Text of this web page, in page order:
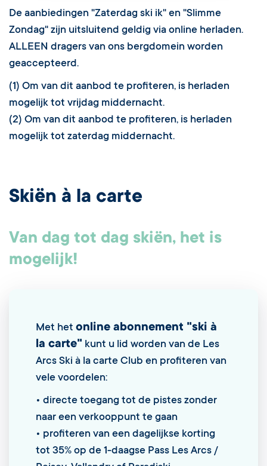
De aanbiedingen "Zaterdag ski ik" en "Slimme
Zondag" zijn uitsluitend geldig via online herladen.
ALLEEN dragers van ons bergdomein worden
geaccepteerd.
(1) Om van dit aanbod te profiteren, is herladen
mogelijk tot vrijdag middernacht.
(2) Om van dit aanbod te profiteren, is herladen
mogelijk tot zaterdag middernacht.
Skiën à la carte
Van dag tot dag skiën, het is
mogelijk!
Met het online abonnement "ski à
la carte" kunt u lid worden van de Les
Arcs Ski à la carte Club en profiteren van
vele voordelen:
• directe toegang tot de pistes zonder
naar een verkooppunt te gaan
• profiteren van een dagelijkse korting
tot 35% op de 1-daagse Pass Les Arcs /